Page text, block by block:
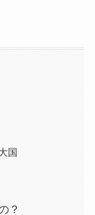
国
？